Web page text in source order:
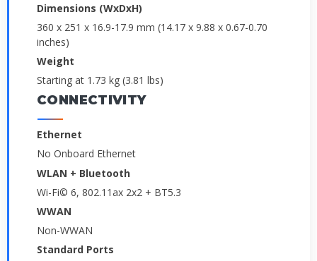
Dimensions (WxDxH)
360 x 251 x 16.9-17.9 mm (14.17 x 9.88 x 0.67-0.70
inches)
Weight
Starting at 1.73 kg (3.81 lbs)
CONNECTIVITY
Ethernet
No Onboard Ethernet
WLAN + Bluetooth
Wi-Fi© 6, 802.11ax 2x2 + BT5.3
WWAN
Non-WWAN
Standard Ports